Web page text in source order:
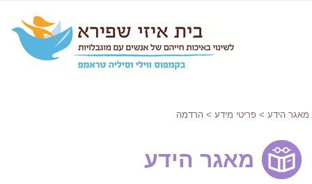
מאגר הידע > פריטי מידע > הרדמה
מאגר הידע